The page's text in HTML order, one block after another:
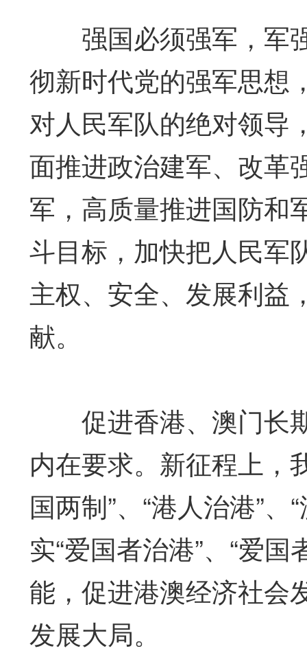
强国必须强军，军
彻新时代党的强军思想
对人民军队的绝对领导
面推进政治建军、改革
军，高质量推进国防和
斗目标，加快把人民军
主权、安全、发展利益
献。
促进香港、澳门长
内在要求。新征程上，
国两制”、“港人治港”
实“爱国者治港”、“爱
能，促进港澳经济社会
发展大局。